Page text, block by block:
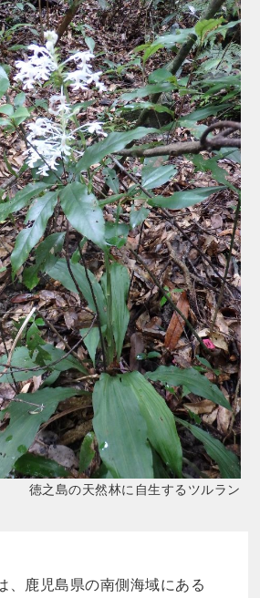
徳之島の天然林に自生するツルラン
鹿児島県の南側海域にある